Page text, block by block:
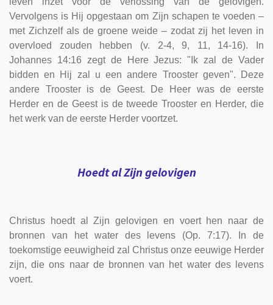
Vervolgens is Hij opgestaan om Zijn schapen te voeden –
met Zichzelf als de groene weide – zodat zij het leven in
overvloed zouden hebben (v. 2-4, 9, 11, 14-16). In
Johannes 14:16 zegt de Here Jezus: "Ik zal de Vader
bidden en Hij zal u een andere Trooster geven". Deze
andere Trooster is de Geest. De Heer was de eerste
Herder en de Geest is de tweede Trooster en Herder, die
het werk van de eerste Herder voortzet.
Hoedt al Zijn gelovigen
Christus hoedt al Zijn gelovigen en voert hen naar de
bronnen van het water des levens (Op. 7:17). In de
toekomstige eeuwigheid zal Christus onze eeuwige Herder
zijn, die ons naar de bronnen van het water des levens
voert.